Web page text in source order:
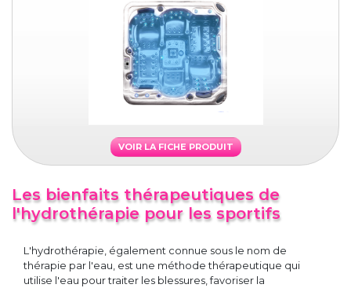
VOIR LA FICHE PRODUIT
Les bienfaits thérapeutiques de
l'hydrothérapie pour les sportifs
L'hydrothérapie, également connue sous le nom de
thérapie par l'eau, est une méthode thérapeutique qui
utilise l'eau pour traiter les blessures, favoriser la